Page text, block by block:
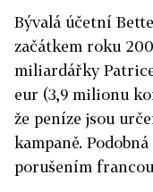
Bývalá účetní
začátkem roku
miliardářky
eur (3,9 milionu
že peníze jsou
kampaně.
porušením